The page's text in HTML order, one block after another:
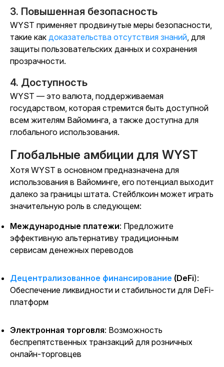
3. Повышенная безопасность
WYST применяет продвинутые меры безопасности,
такие как доказательства отсутствия знаний, для
защиты пользовательских данных и сохранения
прозрачности.
4. Доступность
WYST — это валюта, поддерживаемая
государством, которая стремится быть доступной
всем жителям Вайоминга, а также доступна для
глобального использования.
Глобальные амбиции для WYST
Хотя WYST в основном предназначена для
использования в Вайоминге, его потенциал выходит
далеко за границы штата. Стейблкоин может играть
значительную роль в следующем:
Международные платежи: Предложите
эффективную альтернативу традиционным
сервисам денежных переводов
Децентрализованное финансирование (DeFi):
Обеспечение ликвидности и стабильности для DeFi-
платформ
Электронная торговля: Возможность
беспрепятственных транзакций для розничных
онлайн-торговцев